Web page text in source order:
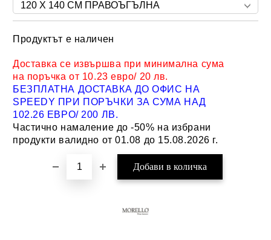
Продуктът е наличен
Доставка се извършва при минимална сума
на поръчка от 10.23 евро/ 20 лв.
БЕЗПЛАТНА ДОСТАВКА ДО ОФИС НА
SPEEDY ПРИ ПОРЪЧКИ ЗА СУМА НАД
102.26 ЕВРО/ 200 ЛВ.
Частично намаление до -50% на избрани
продукти валидно от 01.08 до 15.08.2026 г.